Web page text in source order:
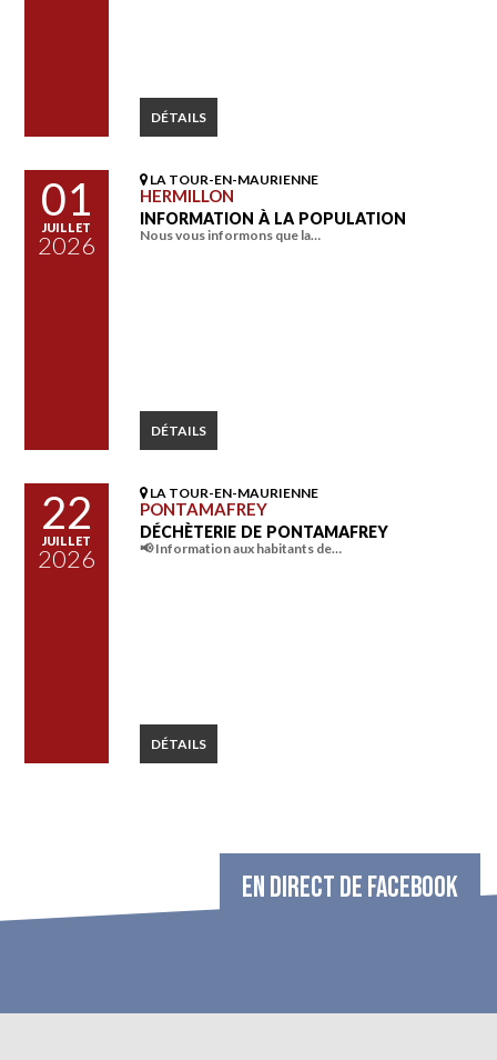
DÉTAILS
01
JUILLET
2026
LA TOUR-EN-MAURIENNE
HERMILLON
INFORMATION À LA POPULATION
Nous vous informons que la…
DÉTAILS
22
JUILLET
2026
LA TOUR-EN-MAURIENNE
PONTAMAFREY
DÉCHÈTERIE DE PONTAMAFREY
📢 Information aux habitants de…
DÉTAILS
EN DIRECT DE FACEBOOK